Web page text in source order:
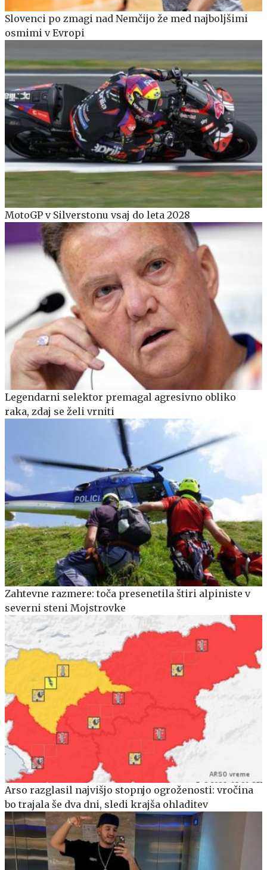
Slovenci po zmagi nad Nemčijo že med najboljšimi
osmimi v Evropi
MotoGP v Silverstonu vsaj do leta 2028
Legendarni selektor premagal agresivno obliko
raka, zdaj se želi vrniti
Zahtevne razmere: toča presenetila štiri alpiniste v
severni steni Mojstrovke
Arso razglasil najvišjo stopnjo ogroženosti: vročina
bo trajala še dva dni, sledi krajša ohladitev